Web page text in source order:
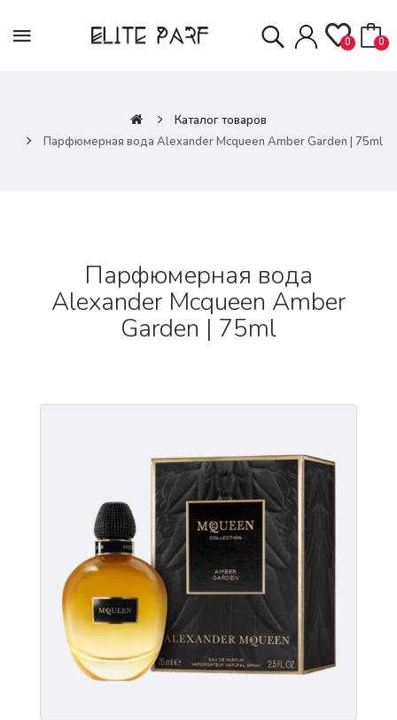
0 0
Каталог товаров
Парфюмерная вода Alexander Mcqueen Amber Garden | 75ml
Парфюмерная вода
Alexander Mcqueen Amber
Garden | 75ml